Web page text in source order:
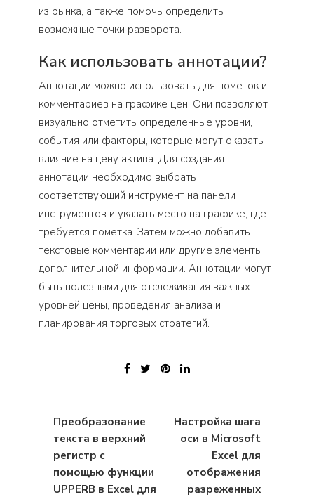
из рынка, а также помочь определить
возможные точки разворота.
Как использовать аннотации?
Аннотации можно использовать для пометок и
комментариев на графике цен. Они позволяют
визуально отметить определенные уровни,
события или факторы, которые могут оказать
влияние на цену актива. Для создания
аннотации необходимо выбрать
соответствующий инструмент на панели
инструментов и указать место на графике, где
требуется пометка. Затем можно добавить
текстовые комментарии или другие элементы
дополнительной информации. Аннотации могут
быть полезными для отслеживания важных
уровней цены, проведения анализа и
планирования торговых стратегий.
Навигация
по
записям
Преобразование
текста в верхний
регистр с
помощью функции
UPPERB в Excel для
Настройка шага
оси в Microsoft
Excel для
отображения
разреженных